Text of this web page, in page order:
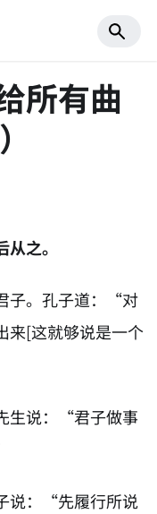
所有曲
之。
子。孔子道：“对
来[这就够说是一个
生说：“君子做事
说：“先履行所说